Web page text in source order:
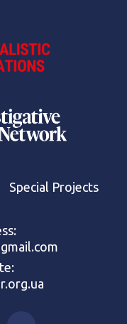
Special Projects